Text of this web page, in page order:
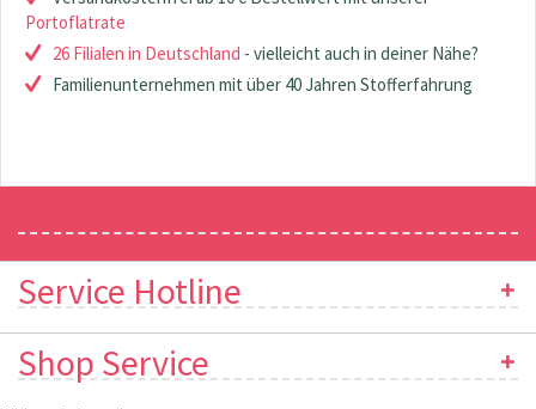
Portoflatrate
26 Filialen in Deutschland - vielleicht auch in deiner Nähe?
Familienunternehmen mit über 40 Jahren Stofferfahrung
Service Hotline
Shop Service